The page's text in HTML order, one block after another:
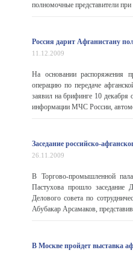
полномочные представители
Россия дарит Афганистану
11.12.2009
На основании распоряжения
операцию по передаче
заявил на брифинге 10
информации МЧС России,
Заседание российско-
26.11.2009
В Торгово-промышленной
Пастухова прошло заседание
Делового совета по
Абубакар Арсамаков,
В Москве пройдет выставка